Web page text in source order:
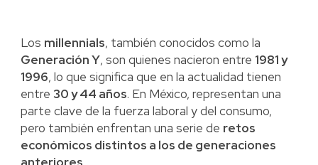
Los millennials, también conocidos como la
Generación Y, son quienes nacieron entre 1981 y
1996, lo que significa que en la actualidad tienen
entre 30 y 44 años. En México, representan una
parte clave de la fuerza laboral y del consumo,
pero también enfrentan una serie de retos
económicos distintos a los de generaciones